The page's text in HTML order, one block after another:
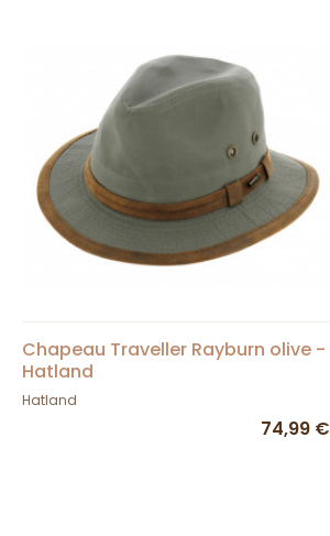
Chapeau Traveller Rayburn olive -
Hatland
Hatland
74,99 €